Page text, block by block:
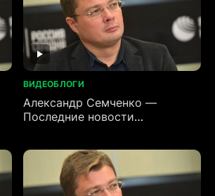
ВИДЕОБЛОГИ
Александр Семченко —
Последние новости